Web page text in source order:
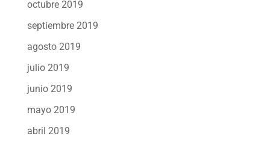
octubre 2019
septiembre 2019
agosto 2019
julio 2019
junio 2019
mayo 2019
abril 2019